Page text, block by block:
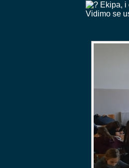
Ekipa, i
Vidimo se